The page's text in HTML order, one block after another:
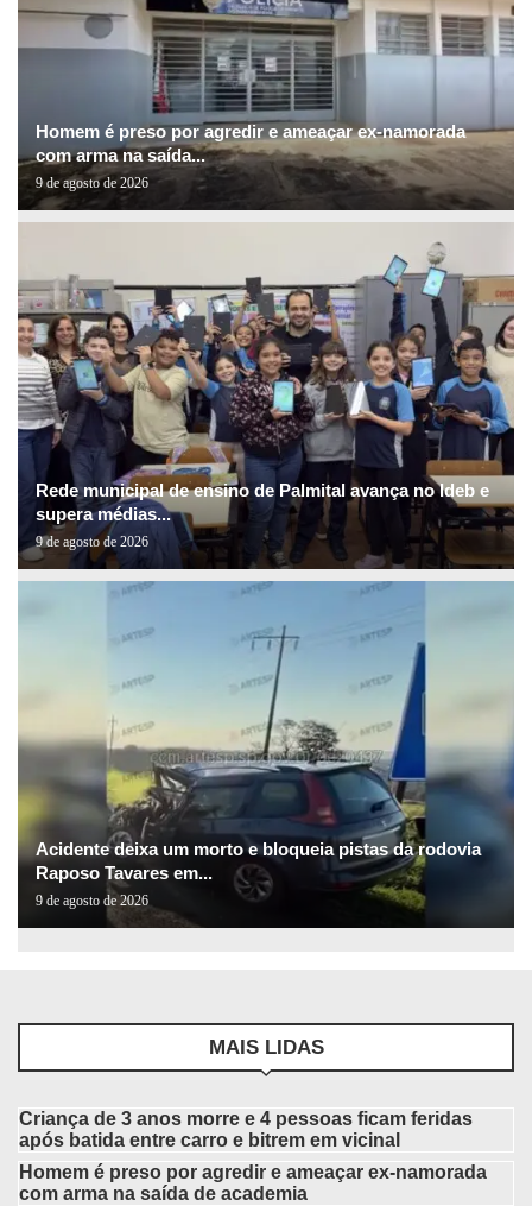
Homem é preso por agredir e ameaçar ex-namorada
com arma na saída...
9 de agosto de 2026
Rede municipal de ensino de Palmital avança no Ideb e
supera médias...
9 de agosto de 2026
Acidente deixa um morto e bloqueia pistas da rodovia
Raposo Tavares em...
9 de agosto de 2026
MAIS LIDAS
Criança de 3 anos morre e 4 pessoas ficam feridas
após batida entre carro e bitrem em vicinal
Homem é preso por agredir e ameaçar ex-namorada
com arma na saída de academia